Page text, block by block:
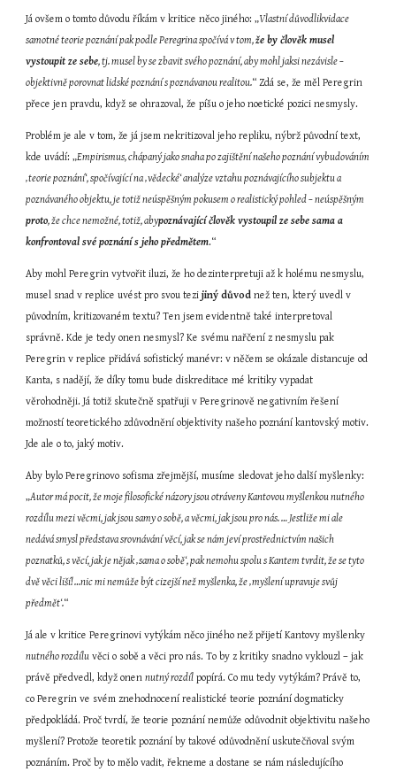
Já ovšem o tomto důvodu říkám v kritice něco jiného: „Vlastní důvodlikvidace
samotné teorie poznání pak podle Peregrina spočívá v tom, že by člověk musel
vystoupit ze sebe, tj. musel by se zbavit svého poznání, aby mohl jaksi nezávisle –
objektivně porovnat lidské poznání s poznávanou realitou.“ Zdá se, že měl Peregrin
přece jen pravdu, když se ohrazoval, že píšu o jeho noetické pozici nesmysly.
Problém je ale v tom, že já jsem nekritizoval jeho repliku, nýbrž původní text,
kde uvádí: „Empirismus, chápaný jako snaha po zajištění našeho poznání vybudováním
‚teorie poznání‘, spočívající na ‚vědecké‘ analýze vztahu poznávajícího subjektu a
proto, že chce nemožné, totiž, abypoznávající člověk vystoupil ze sebe sama a
konfrontoval své poznání s jeho předmětem.“
Aby mohl Peregrin vytvořit iluzi, že ho dezinterpretuji až k holému nesmyslu,
musel snad v replice uvést pro svou tezi jiný důvod než ten, který uvedl v
původním, kritizovaném textu? Ten jsem evidentně také interpretoval
správně. Kde je tedy onen nesmysl? Ke svému nařčení z nesmyslu pak
Peregrin v replice přidává sofistický manévr: v něčem se okázale distancuje od
Kanta, s nadějí, že díky tomu bude diskreditace mé kritiky vypadat
věrohodněji. Já totiž skutečně spatřuji v Peregrinově negativním řešení
možností teoretického zdůvodnění objektivity našeho poznání kantovský motiv.
Jde ale o to, jaký motiv.
Aby bylo Peregrinovo sofisma zřejmější, musíme sledovat jeho další myšlenky:
„Autor má pocit, že moje filosofické názory jsou otráveny Kantovou myšlenkou nutného
rozdílu mezi věcmi, jak jsou samy o sobě, a věcmi, jak jsou pro nás. … Jestliže mi ale
nedává smysl představa srovnávání věcí, jak se nám jeví prostřednictvím našich
poznatků, s věcí, jak je nějak ‚sama o sobě‘, pak nemohu spolu s Kantem tvrdit, že se tyto
dvě věci liší! …nic mi nemůže být cizejší než myšlenka, že ‚myšlení upravuje svůj
předmět‘.“
nutného rozdílu věci o sobě a věci pro nás. To by z kritiky snadno vyklouzl – jak
právě předvedl, když onen nutný rozdíl popírá. Co mu tedy vytýkám? Právě to,
co Peregrin ve svém znehodnocení realistické teorie poznání dogmaticky
předpokládá. Proč tvrdí, že teorie poznání nemůže odůvodnit objektivitu našeho
myšlení? Protože teoretik poznání by takové odůvodnění uskutečňoval svým
poznáním. Proč by to mělo vadit, řekneme a dostane se nám následujícího